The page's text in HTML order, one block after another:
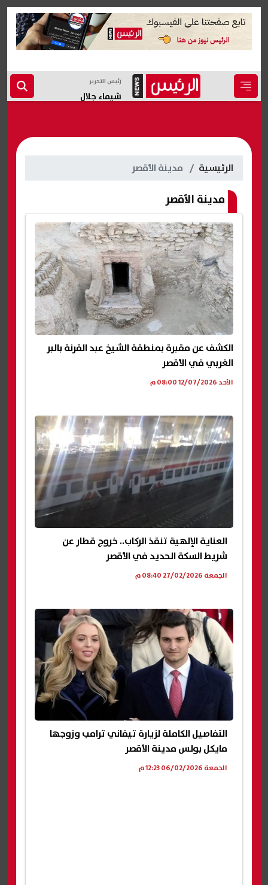
رئيس التحرير
شيماء جلال
الرئيسية مدينة الأقصر
مدينة الأقصر
الكشف عن مقبرة بمنطقة الشيخ عبد القرنة بالبر
الغربي في الأقصر
الأحد 12/07/2026 08:00 م
العناية الإلهية تنقذ الركاب.. خروج قطار عن
شريط السكة الحديد في الأقصر
الجمعة 27/02/2026 08:40 م
التفاصيل الكاملة لزيارة تيفاني ترامب وزوجها
مايكل بولس مدينة الأقصر
الجمعة 06/02/2026 12:23 م